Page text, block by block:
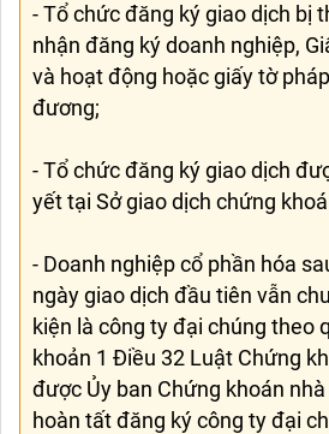
- Tổ chức đăng ký giao dịch bị
nhận đăng ký doanh nghiệp,
và hoạt động hoặc giấy tờ
đương;
- Tổ chức đăng ký giao dịch
yết tại Sở giao dịch chứng
- Doanh nghiệp cổ phần hóa
ngày giao dịch đầu tiên vẫn
kiện là công ty đại chúng theo
khoản 1 Điều 32 Luật Chứng
được Ủy ban Chứng khoán
hoàn tất đăng ký công ty đại